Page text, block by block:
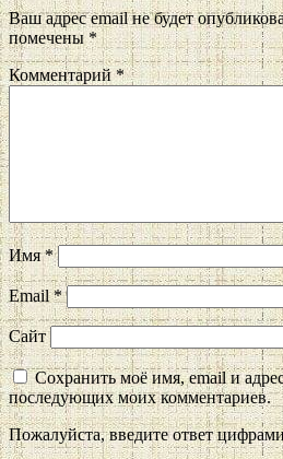
Ваш адрес email не будет
помечены*
Комментарий*
Имя*
Email*
Сайт
Сохранить моё имя, email и
последующих моих комментариев.
Пожалуйста, введите ответ